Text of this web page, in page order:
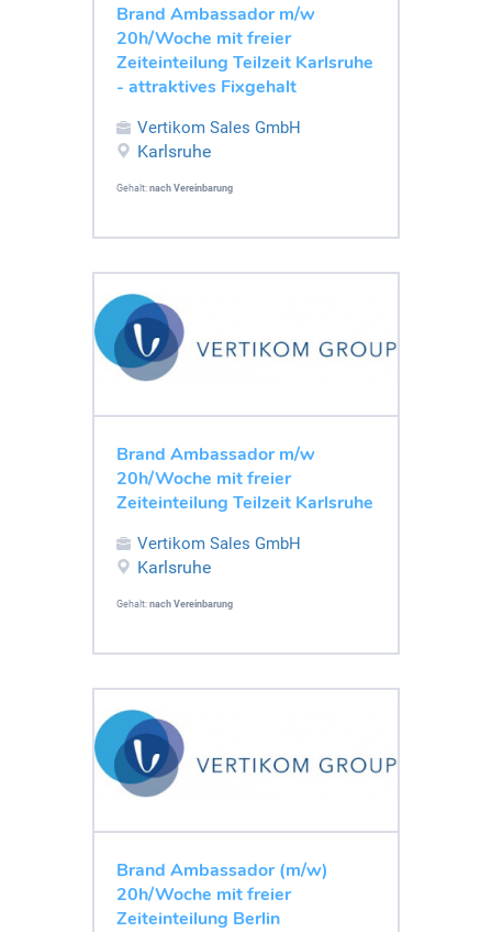
Brand Ambassador m/w
20h/Woche mit freier
Zeiteinteilung Teilzeit Karlsruhe
- attraktives Fixgehalt
Vertikom Sales GmbH
Karlsruhe
Gehalt: nach Vereinbarung
Brand Ambassador m/w
20h/Woche mit freier
Zeiteinteilung Teilzeit Karlsruhe
Vertikom Sales GmbH
Karlsruhe
Gehalt: nach Vereinbarung
Brand Ambassador (m/w)
20h/Woche mit freier
Zeiteinteilung Berlin